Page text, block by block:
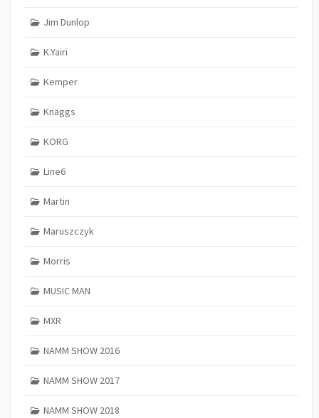
Jim Dunlop
K.Yairi
Kemper
Knaggs
KORG
Line6
Martin
Maruszczyk
Morris
MUSIC MAN
MXR
NAMM SHOW 2016
NAMM SHOW 2017
NAMM SHOW 2018